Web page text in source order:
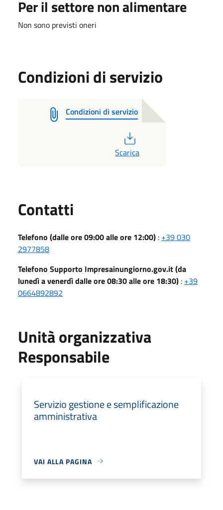
Per il settore non alimentare
Non sono previsti oneri
Condizioni di servizio
Condizioni di servizio
Scarica
Contatti
Telefono (dalle ore 09:00 alle ore 12:00) : +39 030
2977858
Telefono Supporto Impresainungiorno.gov.it (da
lunedì a venerdì dalle ore 08:30 alle ore 18:30) : +39
0664892892
Unità organizzativa
Responsabile
Servizio gestione e semplificazione
amministrativa
VAI ALLA PAGINA